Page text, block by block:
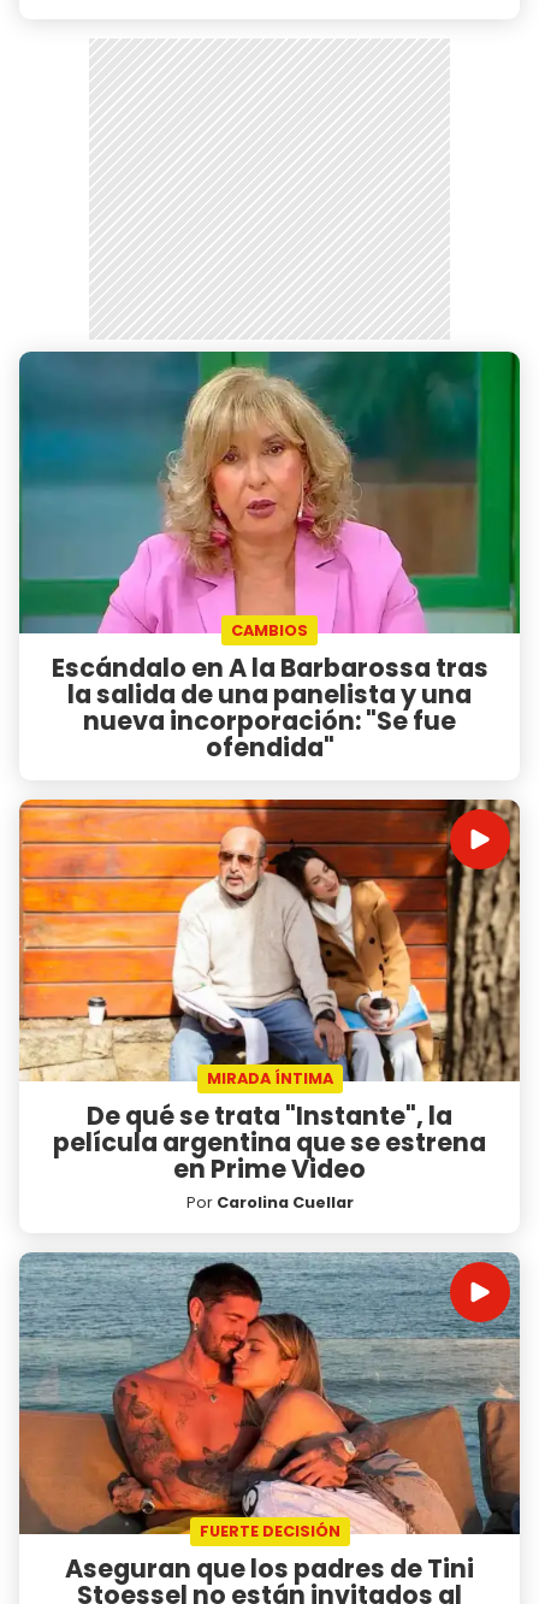
CAMBIOS
Escándalo en A la Barbarossa tras
la salida de una panelista y una
nueva incorporación: "Se fue
ofendida"
MIRADA ÍNTIMA
De qué se trata "Instante", la
película argentina que se estrena
en Prime Video
Por Carolina Cuellar
FUERTE DECISIÓN
Aseguran que los padres de Tini
Stoessel no están invitados al